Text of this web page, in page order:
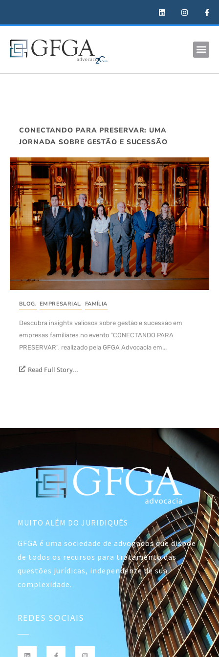
CONECTANDO PARA PRESERVAR: UMA
JORNADA SOBRE GESTÃO E SUCESSÃO
BLOG, EMPRESARIAL, FAMÍLIA
Descubra insights valiosos sobre gestão e sucessão em
empresas familiares no evento "CONECTANDO PARA
PRESERVAR", realizado pela GFGA Advocacia em...
Read Full Story...
MUITO ALÉM DO JURIDIQUÊS
GFGA é uma sociedade de advogados que dispõe
de todos os recursos para tratamento das
questões jurídicas, independente de sua
complexidade.
REDES SOCIAIS